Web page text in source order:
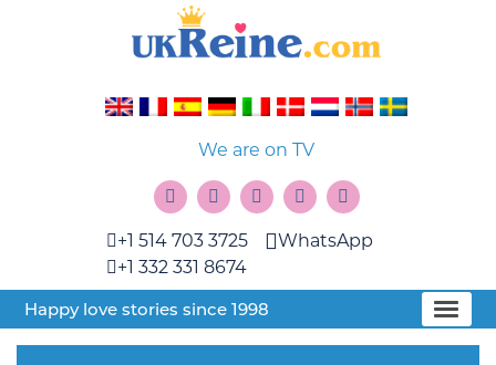
We are on TV
+1 514 703 3725
+1 332 331 8674
WhatsApp
Happy love stories since 1998